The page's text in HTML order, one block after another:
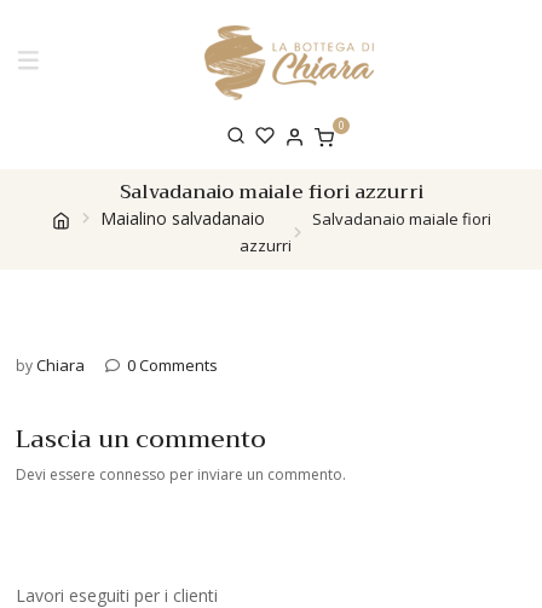
0
Salvadanaio maiale fiori azzurri
Maialino salvadanaio
Salvadanaio maiale fiori
azzurri
byChiara 0 Comments
Lascia un commento
Devi essere connesso per inviare un commento.
Lavori eseguiti per i clienti